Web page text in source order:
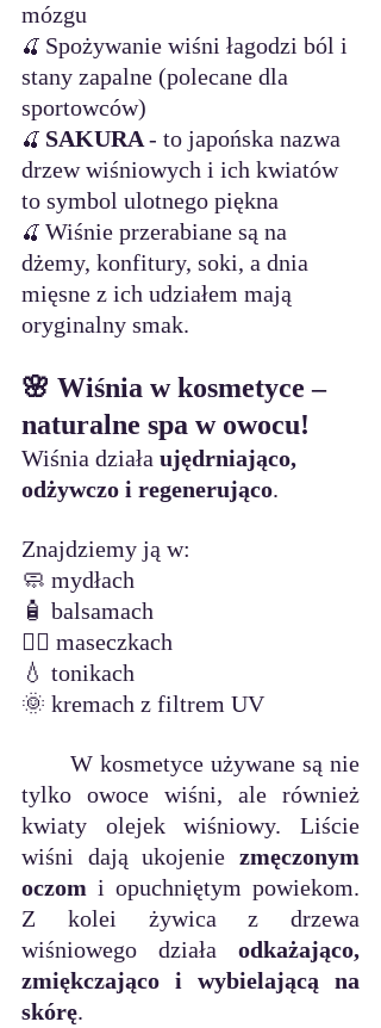
mózgu
🍒 Spożywanie wiśni łagodzi ból i
stany zapalne (polecane dla
sportowców)
🍒 SAKURA - to japońska nazwa
drzew wiśniowych i ich kwiatów
to symbol ulotnego piękna
🍒 Wiśnie przerabiane są na
dżemy, konfitury, soki, a dnia
mięsne z ich udziałem mają
oryginalny smak.
🌸 Wiśnia w kosmetyce –
naturalne spa w owocu!
Wiśnia działa ujędrniająco,
odżywczo i regenerująco.
Znajdziemy ją w:
🧼 mydłach
🧴 balsamach
🧖‍♀️ maseczkach
💧 tonikach
🌞 kremach z filtrem UV
W kosmetyce używane są nie
tylko owoce wiśni, ale również
kwiaty olejek wiśniowy. Liście
wiśni dają ukojenie zmęczonym
oczom i opuchniętym powiekom.
Z kolei żywica z drzewa
wiśniowego działa odkażająco,
zmiękczająco i wybielającą na
skórę.